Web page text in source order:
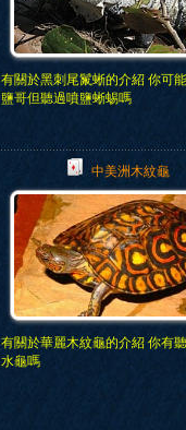
有關於黑刺尾鬣蜥的介紹 你可
鹽哥但聽過噴鹽蜥蜴嗎
中美洲木紋龜
有關於華麗木紋龜的介紹 你有
水龜嗎